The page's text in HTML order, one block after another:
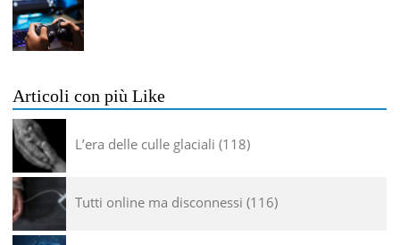
Articoli con più Like
L’era delle culle glaciali 118
Tutti online ma disconnessi 116